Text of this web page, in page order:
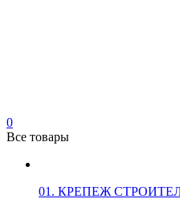
0
Все товары
01. КРЕПЕЖ